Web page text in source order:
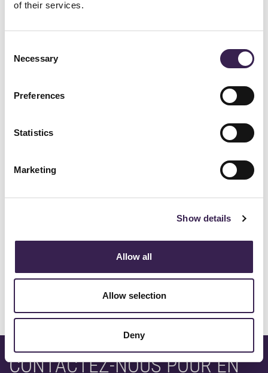
of their services.
Selection
Necessary
Preferences
Statistics
Marketing
Show details
Allow all
Allow selection
Deny
Autres services
CONSEIL ET DEFINITION DES BESOINS
CONTACTEZ-NOUS POUR EN